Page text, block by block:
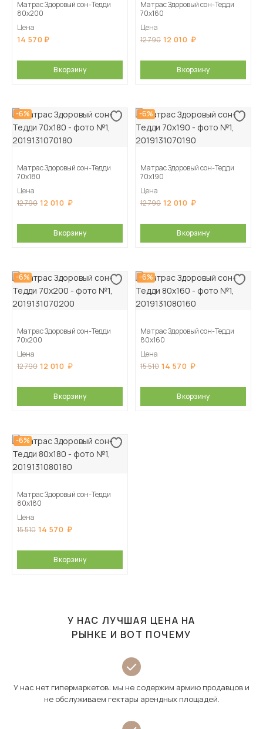
Матрас Здоровый сон-Тедди
80х200
Цена
14 570
В корзину
Матрас Здоровый сон-Тедди
70х160
Цена
12 790 12 010
В корзину
-6%
Матрас Здоровый сон-Тедди
70х180
Цена
12 790 12 010
В корзину
-6%
Матрас Здоровый сон-Тедди
70х190
Цена
12 790 12 010
В корзину
-6%
Матрас Здоровый сон-Тедди
70х200
Цена
12 790 12 010
В корзину
-6%
Матрас Здоровый сон-Тедди
80х160
Цена
15 510 14 570
В корзину
-6%
Матрас Здоровый сон-Тедди
80х180
Цена
15 510 14 570
В корзину
У НАС ЛУЧШАЯ ЦЕНА НА
РЫНКЕ И ВОТ ПОЧЕМУ
У нас нет гипермаркетов: мы не содержим армию продавцов и
не обслуживаем гектары арендных площадей.